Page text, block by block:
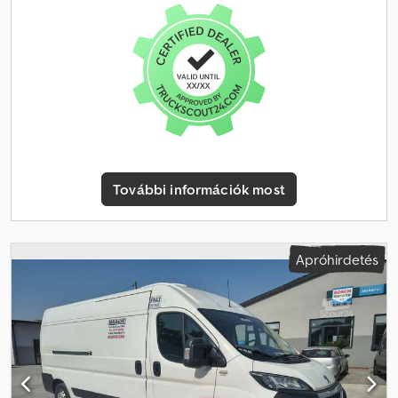
hátrafelé állítható, kartámasszal a bal és jobb oldalon,
tárolóhálóval, Isofix rendszerrel - ABS burkolatok az utastérben,
beleértve a tetőburkolatot és a belső világítást Opcionális extrák
lehetségesek, pl. fellépő, akadálymentesített rámpa, emelő,
állóhelyzetben működő fűtés az utastérben stb. Különleges
felszereltség: A rak-/utastér ablakai: - Sötétített oldalablakok,
tolatókamera dinamikus vonalakkal, az vezetőfülkében: utasülés
További felszereltség: Légzsák az utasoldalon, légzsák a
színes kijelzővel és Bluetooth-os kihangosítóval, külső tükrök
elektromosan állíthatóak és fűthetőek, mindkettő, külső tükrök
standard, a jármű szélességéig (2200 mm), konverter csomag,
hangjelzéssel, vezetőasszisztens rendszer: gyalogosfelismerés és
-figyelmeztetés, a rak-/utastér ablakai: - Üvegezett utastér/rakter,
sebességtartó automatika (tempomat), beleértve a
sebességhatároló rendszert, sebességváltó automatikus - (8
fokozatú), pohártartók elöl és tárolótér, karbamidtartály (AdBlue):
19 l, hátsó szárnyas ajtók (180 fokos nyílási szög), hátsó szárnyas
ajtók üvegezéssel, karosszéria/felépítmény: magas tetős dobozos
kivitel, standard, üzemanyagtartály: 90 l, hűtőrács kerete, fekete
További információk most
Apróhirdetés